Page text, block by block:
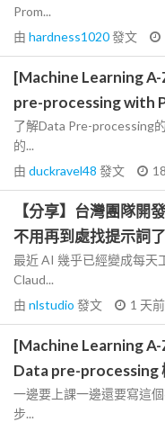
Prom...
由 hardness1020發文
[Machine Learning
pre-processing with
了解Data Pre-processing
的...
由 duckravel48 發文
【分享】台灣團隊開
不用再到處找提示詞了
最近 AI 幾乎已經變成每天
Claud...
由 nlstudio 發文 1 天前
[Machine Learning A-
Data pre-processing
一邊要上課一邊還要寫這
步...